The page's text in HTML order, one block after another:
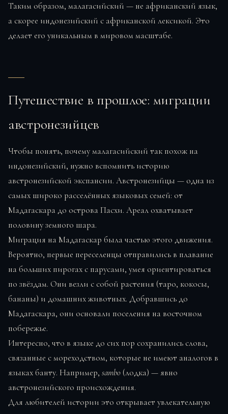
Таким образом, малагасийский — не африканский язык,
а скорее индонезийский с африканской лексикой. Это
делает его уникальным в мировом масштабе.
Путешествие в прошлое: миграции
австронезийцев
Чтобы понять, почему малагасийский так похож на
индонезийский, нужно вспомнить историю
австронезийской экспансии. Австронезийцы — одна из
самых широко расселённых языковых семей: от
Мадагаскара до острова Пасхи. Ареал охватывает
половину земного шара.
Миграция на Мадагаскар была частью этого движения.
Вероятно, первые переселенцы отправились в плавание
на больших пирогах с парусами, умея ориентироваться
по звёздам. Они везли с собой растения (таро, кокосы,
бананы) и домашних животных. Добравшись до
Мадагаскара, они основали поселения на восточном
побережье.
Интересно, что в языке до сих пор сохранились слова,
связанные с мореходством, которые не имеют аналогов в
языках банту. Например, sambo(лодка) — явно
австронезийского происхождения.
Для любителей истории это открывает увлекательную